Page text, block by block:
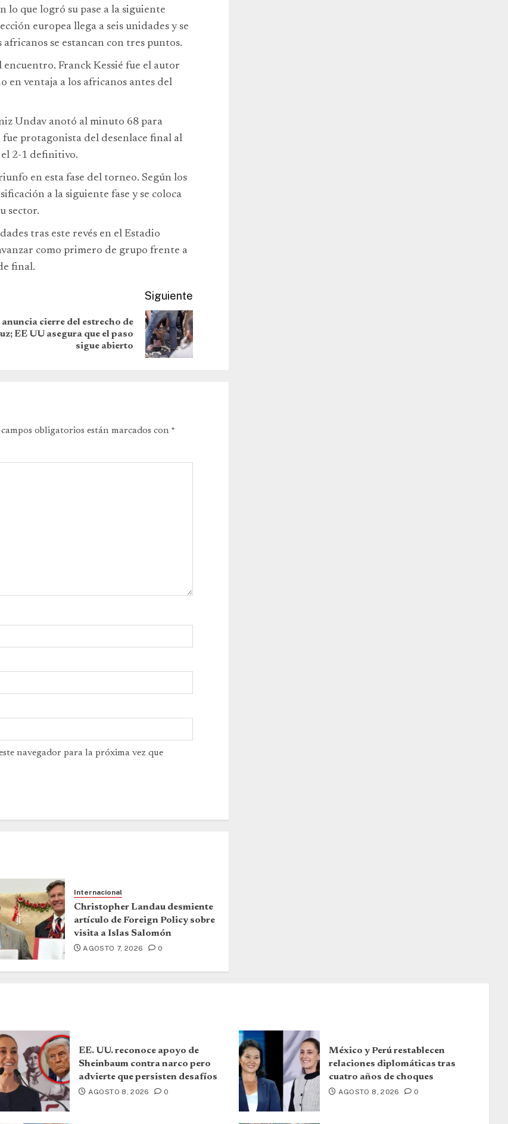
lo que logró su pase a la siguiente
europea llega a seis unidades y se
se estancan con tres puntos.
Franck Kessié fue el autor
en ventaja a los africanos antes del
Undav anotó al minuto 68 para
protagonista del desenlace final al
2-1 definitivo.
en esta fase del torneo. Según los
a la siguiente fase y se coloca
sector.
tras este revés en el Estadio
como primero de grupo frente a
final.
Siguiente
cierre del estrecho de
EE UU asegura que el paso
sigue abierto
campos obligatorios están marcados con *
navegador para la próxima vez que
Internacional
Christopher Landau desmiente
artículo de Foreign Policy sobre
visita a Islas Salomón
AGOSTO 7, 2026 0
EE. UU. reconoce apoyo de
Sheinbaum contra narco pero
advierte que persisten desafíos
AGOSTO 8, 2026 0
México y Perú restablecen
relaciones diplomáticas tras
cuatro años de choques
AGOSTO 8, 2026 0